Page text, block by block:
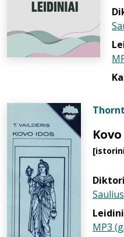
MP3